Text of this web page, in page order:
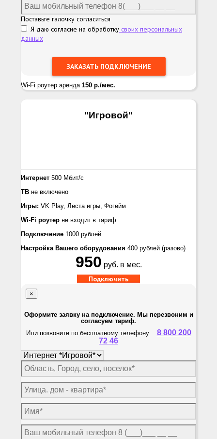
Поставьте галочку согласиться
Я даю согласие на обработку своих персональных
данных
Wi-Fi роутер аренда 150 р./мес.
"Игровой"
Интернет 500 Мбит/с
ТВ не включено
Игры: VK Play, Леста игры, Фогейм
Wi-Fi роутер не входит в тариф
Подключение 1000 рублей
Настройка Вашего оборудования 400 рублей (разово)
950 руб. в мес.
Подключить
×
Оформите заявку на подключение. Мы перезвоним и
согласуем тариф.
Или позвоните по бесплатному телефону 8 800 200
72 46